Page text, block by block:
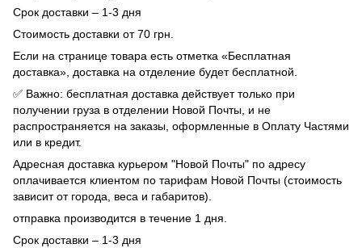
Срок доставки – 1-3 дня
Стоимость доставки от 70 грн.
Если на странице товара есть отметка «Бесплатная
доставка», доставка на отделение будет бесплатной.
✅ Важно: бесплатная доставка действует только при
получении груза в отделении Новой Почты, и не
распространяется на заказы, оформленные в Оплату Частями
или в кредит.
Адресная доставка курьером "Новой Почты" по адресу
оплачивается клиентом по тарифам Новой Почты (стоимость
зависит от города, веса и габаритов).
отправка производится в течение 1 дня.
Срок доставки – 1-3 дня